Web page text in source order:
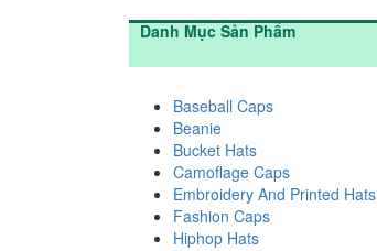
Danh Mục Sản Phẩm
Baseball Caps
Beanie
Bucket Hats
Camoflage Caps
Embroidery And Printed Hats
Fashion Caps
Hiphop Hats